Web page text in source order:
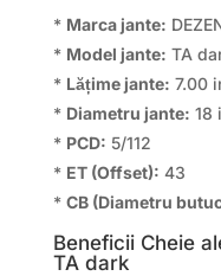
* Marca jante:
* Model jante: TA
* Lățime jante: 7.00
* Diametru jante: 18
* PCD: 5/112
* ET (Offset): 43
* CB (Diametru
Beneficii Cheie
TA dark